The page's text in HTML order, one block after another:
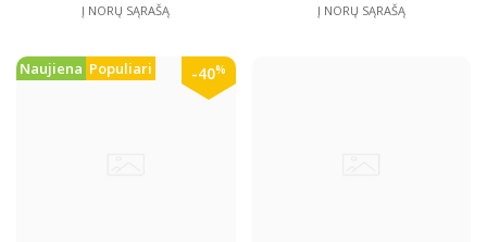
Į NORŲ SĄRAŠĄ Į NORŲ SĄRAŠĄ
Naujiena Populiari -40%